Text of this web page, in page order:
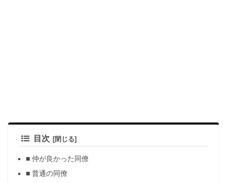
目次
■ 仲が良かった同僚
■ 普通の同僚